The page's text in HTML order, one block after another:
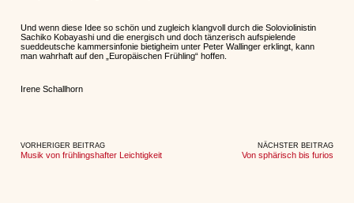
Und wenn diese Idee so schön und zugleich klangvoll durch die Soloviolinistin
Sachiko Kobayashi und die energisch und doch tänzerisch aufspielende
sueddeutsche kammersinfonie bietigheim unter Peter Wallinger erklingt, kann
man wahrhaft auf den „Europäischen Frühling“ hoffen.
Irene Schallhorn
VORHERIGER BEITRAG
Musik von frühlingshafter Leichtigkeit
NÄCHSTER BEITRAG
Von sphärisch bis furios